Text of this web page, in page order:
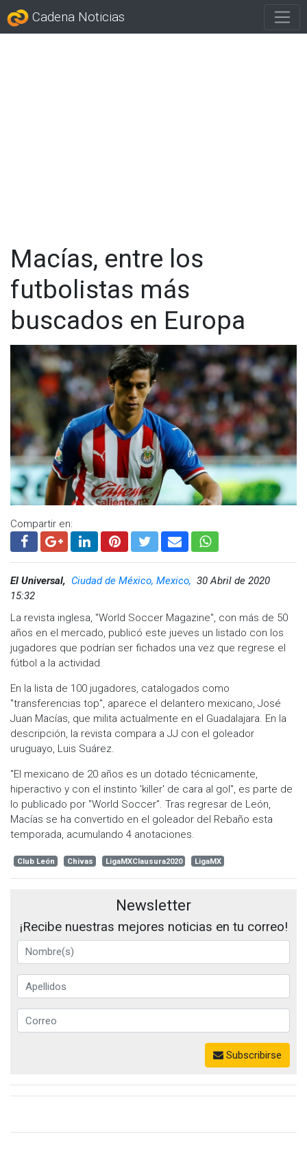
Cadena Noticias
Macías, entre los
futbolistas más
buscados en Europa
Compartir en:
El Universal, Ciudad de México, Mexico, 30 Abril de 2020
15:32
La revista inglesa, "World Soccer Magazine", con más de 50
años en el mercado, publicó este jueves un listado con los
jugadores que podrían ser fichados una vez que regrese el
fútbol a la actividad.
En la lista de 100 jugadores, catalogados como
"transferencias top", aparece el delantero mexicano, José
Juan Macías, que milita actualmente en el Guadalajara. En la
descripción, la revista compara a JJ con el goleador
uruguayo, Luis Suárez.
"El mexicano de 20 años es un dotado técnicamente,
hiperactivo y con el instinto 'killer' de cara al gol", es parte de
lo publicado por "World Soccer". Tras regresar de León,
Macías se ha convertido en el goleador del Rebaño esta
temporada, acumulando 4 anotaciones.
Club León Chivas LigaMXClausura2020 LigaMX
Newsletter
¡Recibe nuestras mejores noticias en tu correo!
Subscribirse